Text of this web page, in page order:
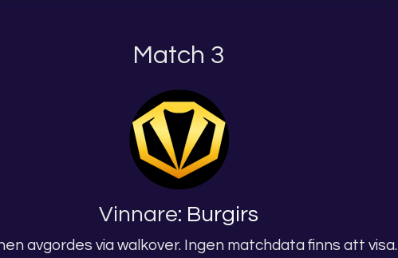
Match 3
Vinnare: Burgirs
avgordes via walkover. Ingen matchdata finns att visa.